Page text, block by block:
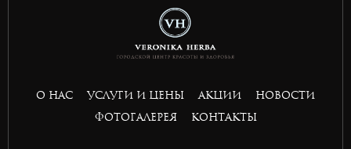
basket168
О НАС УСЛУГИ И ЦЕНЫ АКЦИИ
НОВОСТИ
ФОТОГАЛЕРЕЯ
КОНТАКТЫ